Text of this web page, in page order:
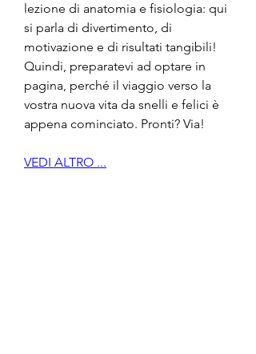
lezione di anatomia e fisiologia: qui
si parla di divertimento, di
motivazione e di risultati tangibili!
Quindi, preparatevi ad optare in
pagina, perché il viaggio verso la
vostra nuova vita da snelli e felici è
appena cominciato. Pronti? Via!
VEDI ALTRO ...